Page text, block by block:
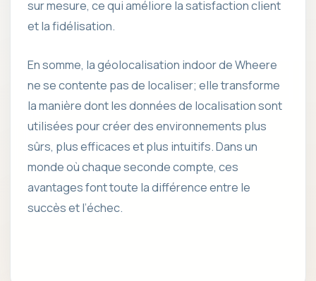
sur mesure, ce qui améliore la satisfaction client
et la fidélisation.
En somme, la géolocalisation indoor de Wheere
ne se contente pas de localiser; elle transforme
la manière dont les données de localisation sont
utilisées pour créer des environnements plus
sûrs, plus efficaces et plus intuitifs. Dans un
monde où chaque seconde compte, ces
avantages font toute la différence entre le
succès et l’échec.